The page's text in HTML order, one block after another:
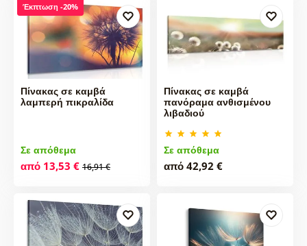
Έκπτωση -20%
Πίνακας σε καμβά
λαμπερή πικραλίδα
Σε απόθεμα
από 13,53 € 16,91 €
Πίνακας σε καμβά
πανόραμα ανθισμένου
λιβαδιού
Σε απόθεμα
από 42,92 €